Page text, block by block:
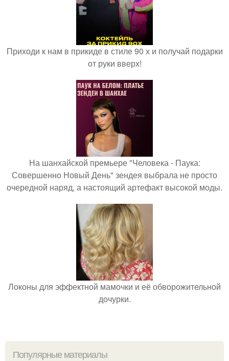
Приходи к нам в прикиде в стиле 90 х и получай подарки
от руки вверх!
На шанхайской премьере "Человека - Паука:
Совершенно Новый День" зендея выбрала не просто
очередной наряд, а настоящий артефакт высокой моды.
Локоны для эффектной мамочки и её обворожительной
дочурки.
Популярные материалы